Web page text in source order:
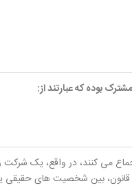
بوده که عبارتند از:
می کنند، در واقع، یک
قانون، بین شخصیت های حقیقی